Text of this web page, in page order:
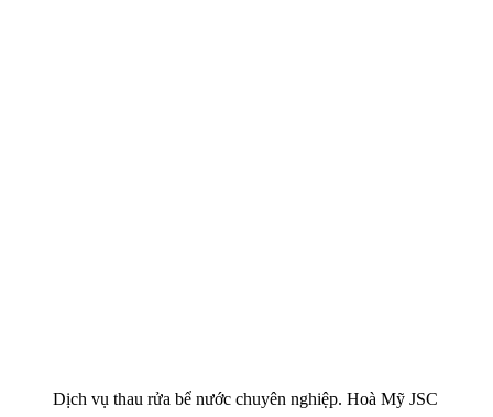
Dịch vụ thau rửa bể nước chuyên nghiệp. Hoà Mỹ JSC